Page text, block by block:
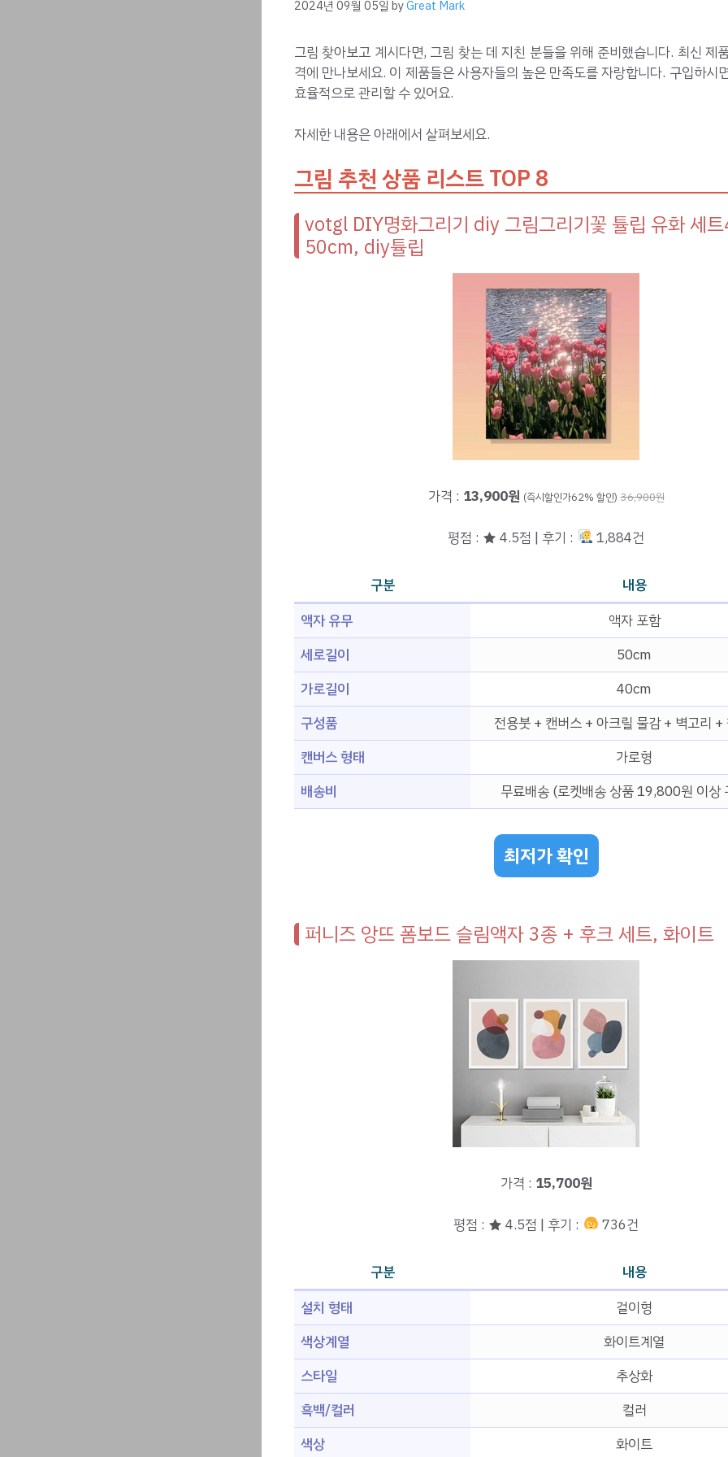
2024년 09월 05일 byGreat Mark
그림 찾아보고 계시다면, 그림 찾는 데 지친 분들을 위해 준비했습니다. 최신 제
격에 만나보세요. 이 제품들은 사용자들의 높은 만족도를 자랑합니다. 구입하시
효율적으로 관리할 수 있어요.
자세한 내용은 아래에서 살펴보세요.
그림 추천 상품 리스트 TOP 8
votgl DIY명화그리기 diy 그림그리기꽃 튤립 유화 세
50cm, diy튤립
가격 : 13,900원 (즉시할인가62% 할인) 36,900원
평점 : ★ 4.5점 | 후기 : 1,884건
구분
내용
액자 유무
액자 포함
세로길이
50cm
가로길이
40cm
구성품
전용붓 + 캔버스 + 아크릴 물감 + 벽고리 +
캔버스 형태
가로형
배송비
무료배송 (로켓배송 상품 19,800원 이상
최저가 확인
퍼니즈 앙뜨 폼보드 슬림액자 3종 + 후크 세트, 화이트
가격 : 15,700원
평점 : ★ 4.5점 | 후기 : 736건
구분
내용
설치 형태
걸이형
색상계열
화이트계열
스타일
추상화
흑백/컬러
컬러
색상
화이트